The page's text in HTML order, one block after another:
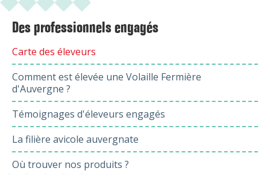
Des professionnels engagés
Carte des éleveurs
Comment est élevée une Volaille Fermière
d'Auvergne ?
Témoignages d'éleveurs engagés
La filière avicole auvergnate
Où trouver nos produits ?